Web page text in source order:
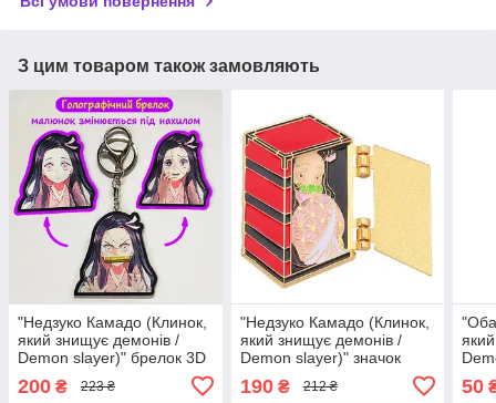
З цим товаром також замовляють
"Недзуко Камадо (Клинок,
який знищує демонів /
Demon slayer)" брелок 3D
двосторонній
200 ₴ 223 ₴
"Недзуко Камадо (Клинок,
який знищує демонів /
Demon slayer)" значок
190₴ 212 ₴ 50